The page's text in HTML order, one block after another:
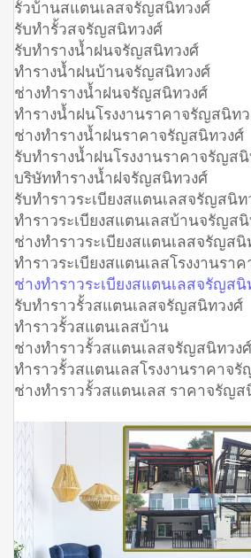
รั้วบ้านสแตนเลสจรัญสนิทวงศ์
รับทำรั้วสจรัญสนิทวงศ์
รับทำรางน้ำฝนจรัญสนิทวงศ์
ทำรางน้ำฝนบ้านจรัญสนิทวงศ์
ช่างทำรางน้ำฝนจรัญสนิทวงศ์
ทำรางน้ำฝนโรงงานราคาจรัญสนิท
ช่างทำรางน้ำฝนราคาจรัญสนิทวงศ์
รับทำรางน้ำฝนโรงงานราคาจรัญส
บริษัททำรางน้ำฝจรัญสนิทวงศ์
รับทำราวระเบียงสแตนเลสจรัญสนิท
ทำราวระเบียงสแตนเลสบ้านจรัญส
ช่างทำราวระเบียงสแตนเลสจรัญสนิ
ทำราวระเบียงสแตนเลสโรงงานรา
ช่างทำราวระเบียงสแตนเลสจรัญสนิ
รับทำราวรั้วสแตนเลสจรัญสนิทวงศ์
ทำราวรั้วสแตนเลสบ้าน
ช่างทำราวรั้วสแตนเลสจรัญสนิทวงศ์
ทำราวรั้วสแตนเลสโรงงานราคาจ
ช่างทำราวรั้วสแตนเลส ราคาจรัญส